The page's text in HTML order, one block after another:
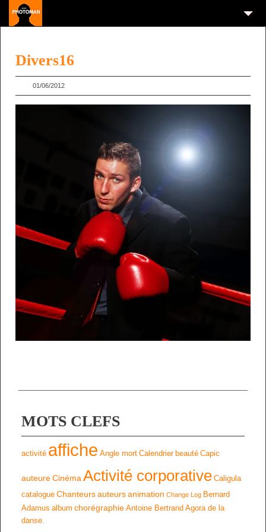
Divers16
01/06/2012
MOTS CLEFS
activité affiche Angle mort Calendrier beauté Capic
auteureCinéma Activité corporative Caligula
catalogue Chanteursauteursanimation Change Log Bernard
Adamus album chorégraphie Antoine Bertrand Agora de la
danse.